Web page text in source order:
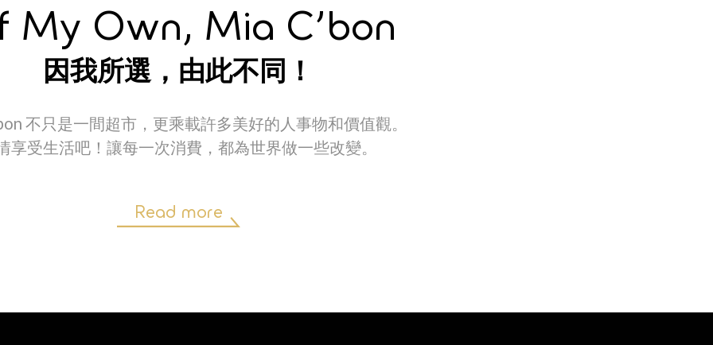
My Own, Mia C’bon
因我所選，由此不同！
不只是一間超市， 更乘載許多美好的人事物和價值觀。
享受生活吧！ 讓每一次消費，都為世界做一些改變。
Read more